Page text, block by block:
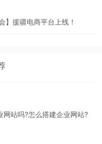
】援疆电商平台上线！
站吗?怎么搭建企业网站?